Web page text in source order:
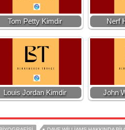
Tom Petty Kimdir Nerf
Louis Jordan Kimdir John